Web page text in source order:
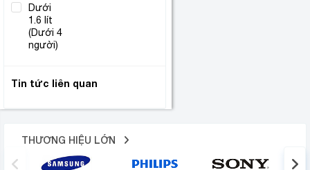
Dưới
1.6 lít
(Dưới 4
người)
Tin tức liên quan
THƯƠNG HIỆU LỚN